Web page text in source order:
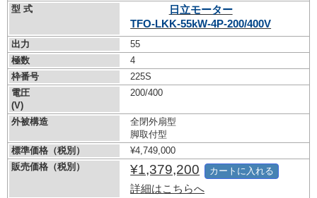
型 式
日立モーター
TFO-LKK-55kW-4P-200/400V
出力
55
極数
4
枠番号
225S
電圧
(V)
200/400
外被構造
全閉外扇型
脚取付型
標準価格（税別）
¥4,749,000
販売価格（税別）
¥1,379,200
詳細はこちらへ
カートに入れる